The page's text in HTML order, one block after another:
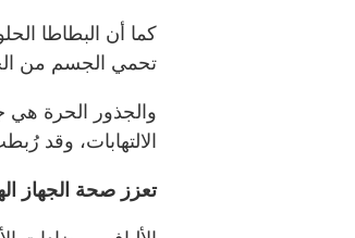
كما أن البطاطا
تحمي الجسم من
والجذور الحرة
الالتهابات، وقد
تعزز صحة الجهاز